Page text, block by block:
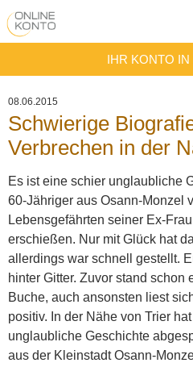
IHR KONTO
08.06.2015
Schwierige
Verbrechen in der
Es ist eine schier unglaubliche
60-Jähriger aus Osann-Monzel
Lebensgefährten seiner Ex-
erschießen. Nur mit Glück hat
allerdings war schnell gestellt.
hinter Gitter. Zuvor stand schon
Buche, auch ansonsten liest
positiv. In der Nähe von Trier
unglaubliche Geschichte
aus der Kleinstadt Osann-